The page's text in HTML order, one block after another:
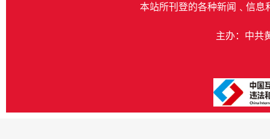
本站所刊登的各种新闻﹑信息
主办：中共